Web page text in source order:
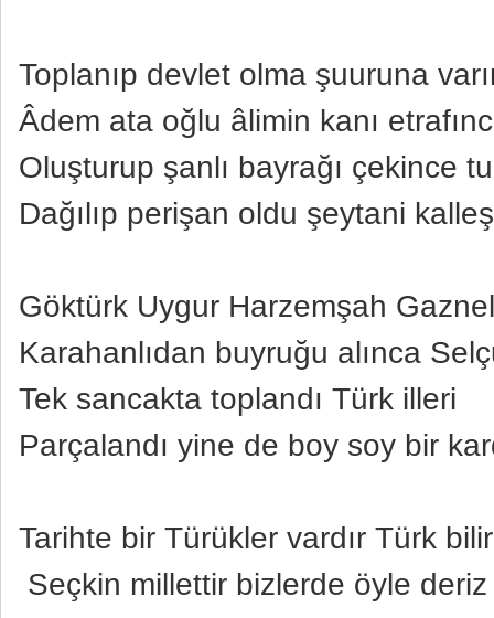
Toplanıp devlet olma şuuruna
Âdem ata oğlu âlimin kanı
Oluşturup şanlı bayrağı çekince
Dağılıp perişan oldu şeytani
Göktürk Uygur Harzemşah
Karahanlıdan buyruğu alınca
Tek sancakta toplandı Türk illeri
Parçalandı yine de boy soy bir
Tarihte bir Türükler vardır Türk
Seçkin millettir bizlerde öyle deriz